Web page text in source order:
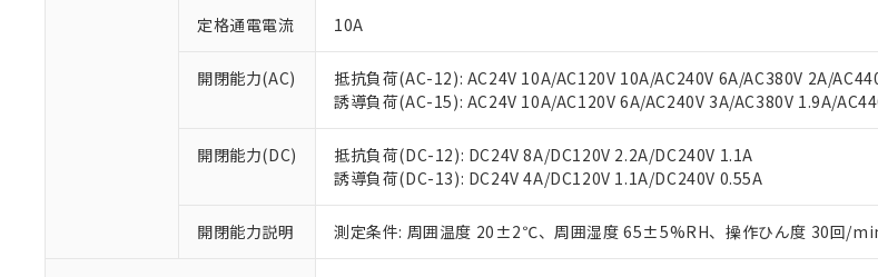
定格通電電流 10A
開閉能力(AC)
抵抗負荷(AC-12): AC24V 10A/AC120V 10A/AC240V 6A/AC380V 2A/
誘導負荷(AC-15): AC24V 10A/AC120V 6A/AC240V 3A/AC380V 1.9A/
開閉能力(DC)
抵抗負荷(DC-12): DC24V 8A/DC120V 2.2A/DC240V 1.1A
誘導負荷(DC-13): DC24V 4A/DC120V 1.1A/DC240V 0.55A
開閉能力説明 測定条件: 周囲温度 20±2℃、周囲湿度 65±5%RH、操作ひん度 30回/
ご利用条件
以下の条件をお読みいただき、同意のうえご利用ください。
本サービスは、当社制御機器事業取扱商品の当社在庫状況および
くものです。
当社制御機器事業取扱商品の中には、本サービスの対象外となる
在庫状況および標準価格照会結果は、記載している更新日時点で
い。
正式な納期状況および標準価格はお客様のお取引先、またはお客
非該当品：ライセンス料など無形物で、有害物質有無と関係のない商品
仕入先様の事情により、非含有部品としていたものが、含有品と判明
があります。
*EU RoHS指令（10物質）：
六価クロム(Cr(Ⅵ)) 1000ppm以下、ポリ臭化ビフェニル類(PBB) 1000ppm以下、ポリ臭化
フタル酸ビス(2-エチルヘキシル) (DEHP)(別名：DOP) 1000ppm以下、フタル酸ブチルベン
ル（DBP） 1000ppm以下、フタル酸ジイソブチル (DIBP) 1000ppm以下
但し、RoHS指令で産業用監視および制御機器に対する適用除外項目は除く。
フタル酸エステル類の４物質については閾値を超える意図的な使用がないことを確認してい
※1 中国RoHS○×表
「○」：最大均質材料含有率が中国RoHSの基準値以下であることを示
「×」：最大均質材料含有率が中国RoHSの基準値を超えていることを
*中国RoHS10物質の基準値 (GB/T26572)：
Pb(鉛) :1000ppm、 Hg(水銀) : 1000ppm、 Cd(カドミウム) : 100ppm、
Cr(Ⅵ)(六価クロム) : 1000ppm、 PBBs(ポリ臭化ビフェニル類) : 1000ppm、 PBDEs(ポリ臭
DBP(フタル酸ジブチル) : 1000ppm、 DIBP(フタル酸ジイソブチル) : 1000ppm、 BBP(フタ
DEHP(フタル酸ビス(2-エチルヘキシル)) : 1000ppm
当社は、これら貴社製品のうち、外国為替および外国貿易法に定
う）を輸出または国外への提供する場合は、日本国政府の輸出許
などの必要な手続きをとります。
ます。
当社は貴社製品を、核兵器、ミサイル、化学兵器、生物兵器また
記
号
説明
○ 一定数以上の在庫あり